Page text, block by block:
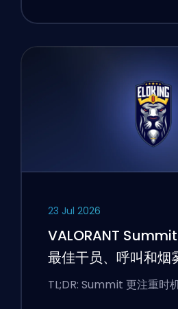
23 Jul 2026
VALORANT Summit
最佳干员、呼叫和烟
TL;DR: Summit 更注重时